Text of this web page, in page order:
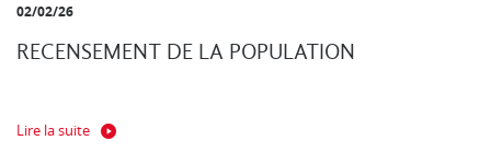
02/02/26
RECENSEMENT DE LA POPULATION
Lire la suite